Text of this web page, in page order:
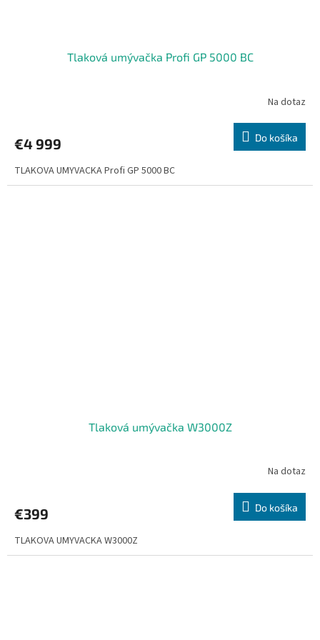
Tlaková umývačka Profi GP 5000 BC
Na dotaz
€4 999 Do košíka
TLAKOVA UMYVACKA Profi GP 5000 BC
Tlaková umývačka W3000Z
Na dotaz
€399 Do košíka
TLAKOVA UMYVACKA W3000Z